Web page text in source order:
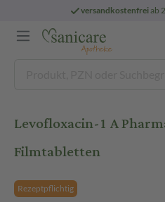
versandkostenfreiab
Levofloxacin-1 A
Filmtabletten
Rezeptpflichtig